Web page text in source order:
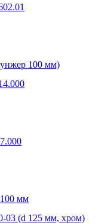
100 мм)
мм
03 (d 125 мм, хром)